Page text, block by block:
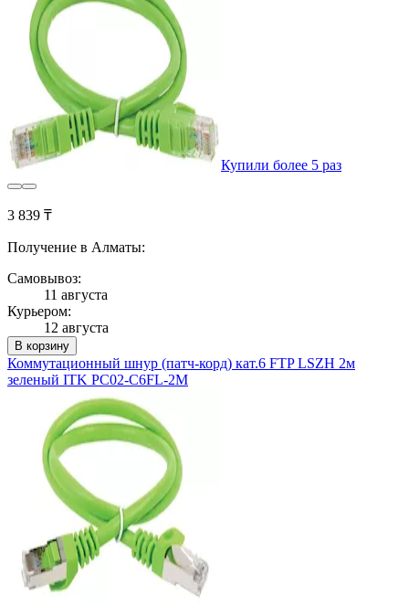
Купили более 5 раз
3 839 ₸
Получение в Алматы:
Самовывоз:
11 августа
Курьером:
12 августа
В корзину
Коммутационный шнур (патч-корд) кат.6 FTP LSZH 2м
зеленый ITK PC02-C6FL-2M